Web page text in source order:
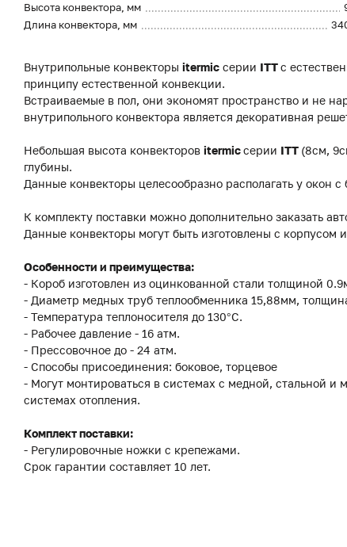
Высота конвектора, мм
Длина конвектора, мм
Внутрипольные конвекторы itermic серии ITTс
принципу естественной конвекции.
Встраиваемые в пол, они экономят пространство и не
внутрипольного конвектора является декоративная
Небольшая высота конвекторов itermicсерии ITT (8см,
глубины.
Данные конвекторы целесообразно располагать у окон
К комплекту поставки можно дополнительно заказать
Данные конвекторы могут быть изготовлены с корпусом
Особенности и преимущества:
- Короб изготовлен из оцинкованной стали толщиной
- Диаметр медных труб теплообменника 15,88мм,
- Температура теплоносителя до 130°C.
- Рабочее давление - 16 атм.
- Прессовочное до - 24 атм.
- Способы присоединения: боковое, торцевое
- Могут монтироваться в системах с медной, стальной и
системах отопления.
Комплект поставки:
- Регулировочные ножки с крепежами.
Срок гарантии составляет 10 лет.